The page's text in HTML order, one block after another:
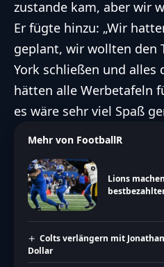
zustande kam, aber wir
Er fügte hinzu: „Wir
geplant, wir wollten den
York schließen und
hätten alle Werbetafeln
es wäre sehr viel Spaß
Mehr von FootballR
Lions
Colts verlängern mit
Dollar